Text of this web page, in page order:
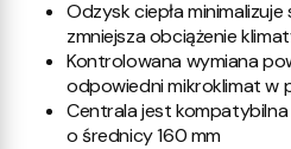
Odzysk ciepła
zmniejsza obciążenie
Kontrolowana wymiana
odpowiedni mikroklimat w
Centrala jest
o średnicy 160 mm